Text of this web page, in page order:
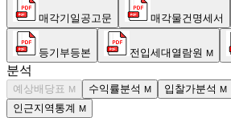
매각기일공고문 매각물건명세서
등기부등본 전입세대열람원 M
분석
예상배당표 M 수익률분석 M 입찰가분석 M
인근지역통계 M